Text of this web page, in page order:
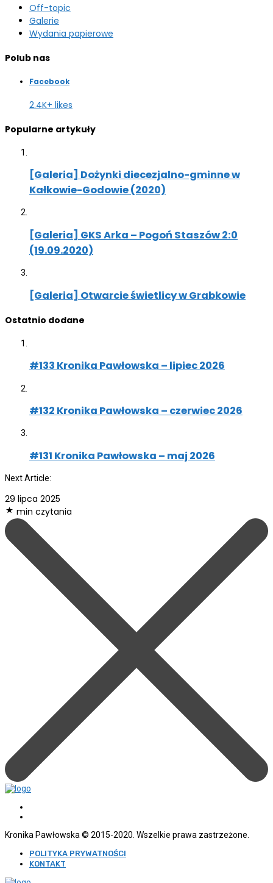
Off-topic
Galerie
Wydania papierowe
Polub nas
Facebook
2.4K+ likes
Popularne artykuły
[Galeria] Dożynki diecezjalno-gminne w
Kałkowie-Godowie (2020)
[Galeria] GKS Arka – Pogoń Staszów 2:0
(19.09.2020)
[Galeria] Otwarcie świetlicy w Grabkowie
Ostatnio dodane
#133 Kronika Pawłowska – lipiec 2026
#132 Kronika Pawłowska – czerwiec 2026
#131 Kronika Pawłowska – maj 2026
Next Article:
29 lipca 2025
min czytania
Kronika Pawłowska © 2015-2020. Wszelkie prawa zastrzeżone.
POLITYKA PRYWATNOŚCI
KONTAKT